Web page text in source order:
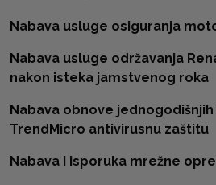
Nabava usluge osiguranja
Nabava usluge održavanja
nakon isteka jamstvenog roka
Nabava obnove
TrendMicro antivirusnu zaštitu
Nabava i isporuka mrežne